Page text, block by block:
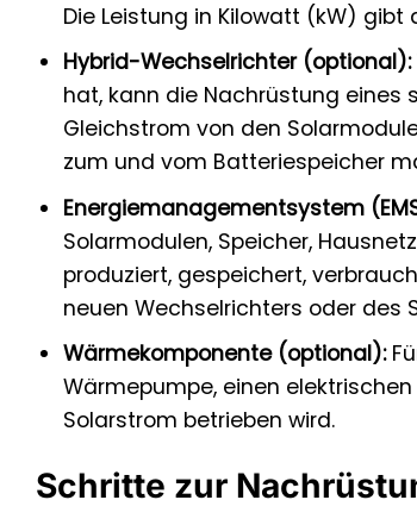
Die Leistung in Kilowatt (kW)
Hybrid-Wechselrichter (optional):
hat, kann die Nachrüstung eines
Gleichstrom von den
zum und vom Batteriespeicher
Energiemanagementsystem
Solarmodulen, Speicher,
produziert, gespeichert,
neuen Wechselrichters oder des
Wärmekomponente (optional):
Wärmepumpe, einen
Solarstrom betrieben wird.
Schritte zur